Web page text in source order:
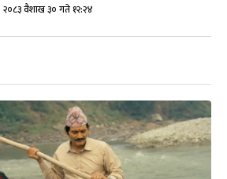
२०८३ वैशाख ३० गते १२:२४